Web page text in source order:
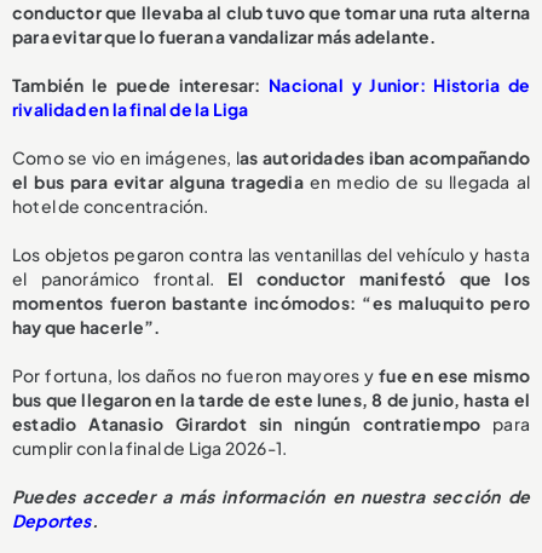
conductor que llevaba al club tuvo que tomar una ruta alterna
para evitar que lo fueran a vandalizar más adelante.
También le puede interesar: Nacional y Junior: Historia de
rivalidad en la final de la Liga
Como se vio en imágenes, las autoridades iban acompañando
el bus para evitar alguna tragediaen medio de su llegada al
hotel de concentración.
Los objetos pegaron contra las ventanillas del vehículo y hasta
el panorámico frontal. El conductor manifestó que los
momentos fueron bastante incómodos: “es maluquito pero
hay que hacerle”.
Por fortuna, los daños no fueron mayores yfue en ese mismo
bus que llegaron en la tarde de este lunes, 8 de junio, hasta el
estadio Atanasio Girardot sin ningún contratiempo para
cumplir con la final de Liga 2026-1.
Puedes acceder a más información en nuestra sección de
Deportes.